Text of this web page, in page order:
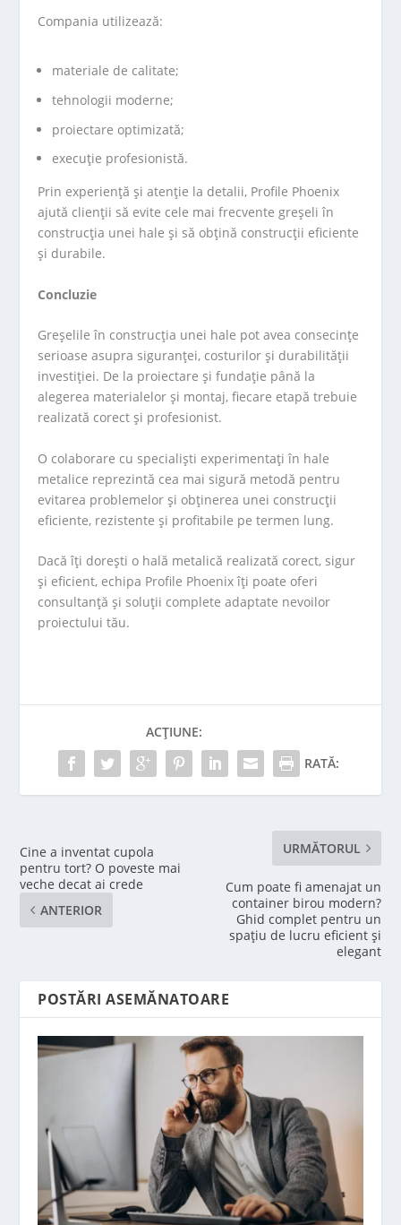
Compania utilizează:
materiale de calitate;
tehnologii moderne;
proiectare optimizată;
execuție profesionistă.
Prin experiență și atenție la detalii, Profile Phoenix
ajută clienții să evite cele mai frecvente greșeli în
construcția unei hale și să obțină construcții eficiente
și durabile.
Concluzie
Greșelile în construcția unei hale pot avea consecințe
serioase asupra siguranței, costurilor și durabilității
investiției. De la proiectare și fundație până la
alegerea materialelor și montaj, fiecare etapă trebuie
realizată corect și profesionist.
O colaborare cu specialiști experimentați în hale
metalice reprezintă cea mai sigură metodă pentru
evitarea problemelor și obținerea unei construcții
eficiente, rezistente și profitabile pe termen lung.
Dacă îți dorești o hală metalică realizată corect, sigur
și eficient, echipa Profile Phoenix îți poate oferi
consultanță și soluții complete adaptate nevoilor
proiectului tău.
ACȚIUNE:
RATĂ:
Cine a inventat cupola
pentru tort? O poveste mai
veche decat ai crede
ANTERIOR
URMĂTORUL
Cum poate fi amenajat un
container birou modern?
Ghid complet pentru un
spațiu de lucru eficient și
elegant
POSTĂRI ASEMĂNATOARE